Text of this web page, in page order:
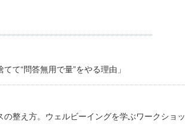
て“問答無用で量”をやる理由」
整え方。ウェルビーイングを学ぶワークショッ